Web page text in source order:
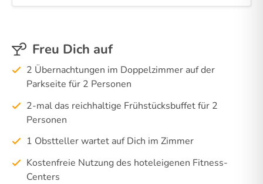
Freu Dich auf
2 Übernachtungen im Doppelzimmer auf der
Parkseite für 2 Personen
2-mal das reichhaltige Frühstücksbuffet für 2
Personen
1 Obstteller wartet auf Dich im Zimmer
Kostenfreie Nutzung des hoteleigenen Fitness-
Centers